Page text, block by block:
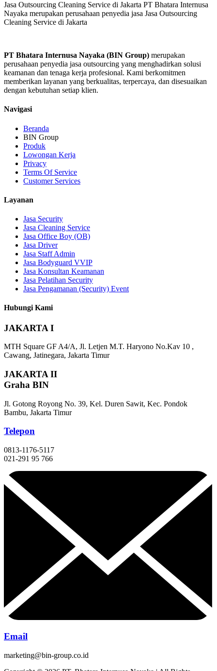
Jasa Outsourcing Cleaning Service di Jakarta PT Bhatara Internusa
Nayaka merupakan perusahaan penyedia jasa Jasa Outsourcing
Cleaning Service di Jakarta
PT Bhatara Internusa Nayaka (BIN Group) merupakan
perusahaan penyedia jasa outsourcing yang menghadirkan solusi
keamanan dan tenaga kerja profesional. Kami berkomitmen
memberikan layanan yang berkualitas, terpercaya, dan disesuaikan
dengan kebutuhan setiap klien.
Navigasi
Beranda
BIN Group
Produk
Lowongan Kerja
Privacy
Terms Of Service
Customer Services
Layanan
Jasa Security
Jasa Cleaning Service
Jasa Office Boy (OB)
Jasa Driver
Jasa Staff Admin
Jasa Bodyguard VVIP
Jasa Konsultan Keamanan
Jasa Pelatihan Security
Jasa Pengamanan (Security) Event
Hubungi Kami
JAKARTA I
MTH Square GF A4/A, Jl. Letjen M.T. Haryono No.Kav 10 ,
Cawang, Jatinegara, Jakarta Timur
JAKARTA II
Graha BIN
Jl. Gotong Royong No. 39, Kel. Duren Sawit, Kec. Pondok
Bambu, Jakarta Timur
Telepon
0813-1176-5117
021-291 95 766
Email
marketing@bin-group.co.id